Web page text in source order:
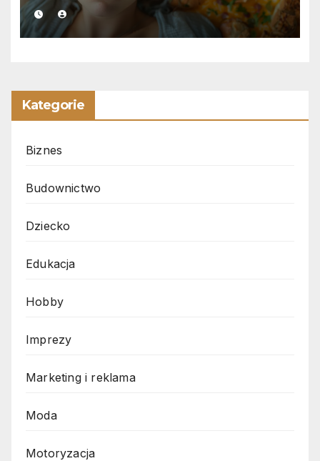
Kategorie
Biznes
Budownictwo
Dziecko
Edukacja
Hobby
Imprezy
Marketing i reklama
Moda
Motoryzacja